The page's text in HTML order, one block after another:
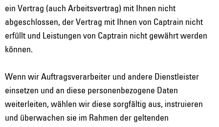
ein Vertrag (auch Arbeitsvertrag) mit Ihnen nicht
abgeschlossen, der Vertrag mit Ihnen von Captrain nicht
erfüllt und Leistungen von Captrain nicht gewährt werden
können.
Wenn wir Auftragsverarbeiter und andere Dienstleister
einsetzen und an diese personenbezogene Daten
weiterleiten, wählen wir diese sorgfältig aus, instruieren
und überwachen sie im Rahmen der geltenden